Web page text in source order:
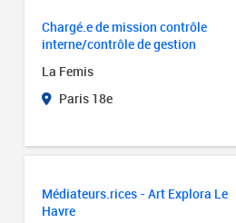
Chargé.e de mission contrôle
interne/contrôle de gestion
La Femis
Paris 18e
Médiateurs.rices - Art Explora Le
Havre